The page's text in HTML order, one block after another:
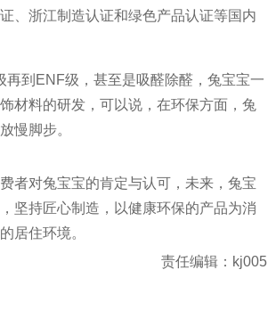
、浙江制造认证和绿色产品认证等国内
再到ENF级，甚至是吸醛除醛，兔宝宝一
材料的研发，可以说，在环保方面，兔
慢脚步。
者对兔宝宝的肯定与认可，未来，兔宝
坚持匠心制造，以健康环保的产品为消
居住环境。
责任编辑：kj005